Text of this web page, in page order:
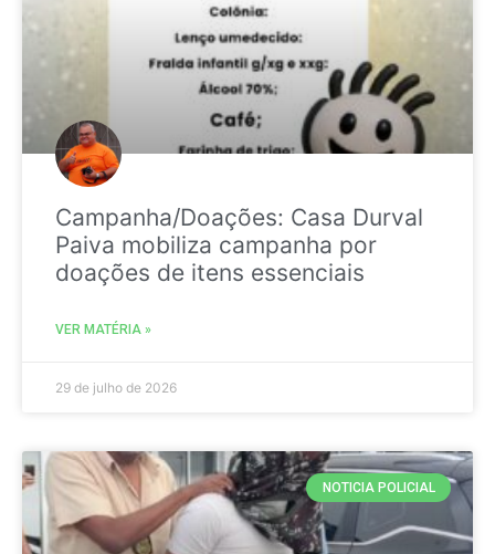
Campanha/Doações: Casa Durval
Paiva mobiliza campanha por
doações de itens essenciais
VER MATÉRIA »
29 de julho de 2026
NOTICIA POLICIAL